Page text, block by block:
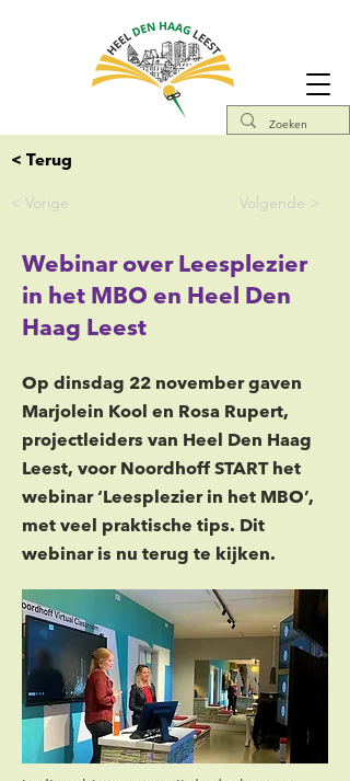
< Terug
< Vorige Volgende >
Webinar over Leesplezier
in het MBO en Heel Den
Haag Leest
Op dinsdag 22 november gaven
Marjolein Kool en Rosa Rupert,
projectleiders van Heel Den Haag
Leest, voor Noordhoff START het
webinar ‘Leesplezier in het MBO’,
met veel praktische tips. Dit
webinar is nu terug te kijken.